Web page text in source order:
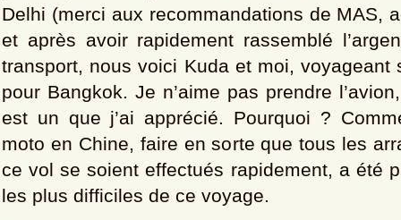
Delhi (merci aux recommandations de MAS,
et après avoir rapidement rassemblé
transport, nous voici Kuda et moi, voyageant
pour Bangkok. Je n’aime pas prendre
est un que j’ai apprécié. Pourquoi ?
moto en Chine, faire en sorte que tous les
ce vol se soient effectués rapidement, a été
les plus difficiles de ce voyage.